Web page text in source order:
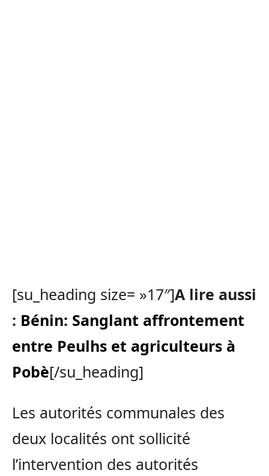
[su_heading size= »17″]A lire aussi
: Bénin: Sanglant affrontement
entre Peulhs et agriculteurs à
Pobè[/su_heading]
Les autorités communales des
deux localités ont sollicité
l’intervention des autorités